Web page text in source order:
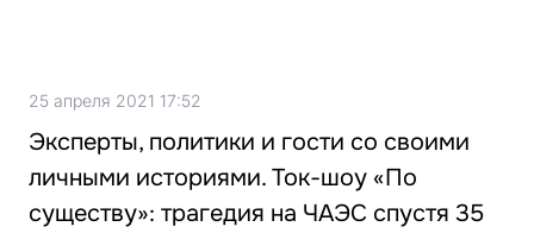
25 апреля 2021 17:52
Эксперты, политики и гости со своими
личными историями. Ток-шоу «По
существу»: трагедия на ЧАЭС спустя 35